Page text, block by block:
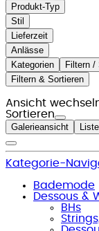
Produkt-Typ
Stil
Lieferzeit
Anlässe
Kategorien
Filtern /
Filtern & Sortieren
Ansicht
Sortieren
Galerieansicht
Kategorie-
Bademode
Dessous &
BHs